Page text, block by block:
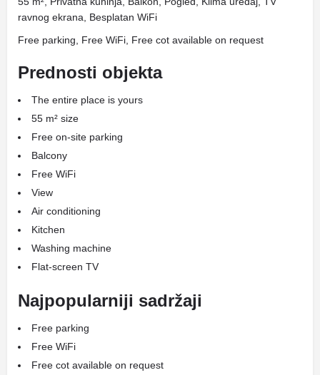
ravnog ekrana, Besplatan WiFi
Free parking, Free WiFi, Free cot available on request
Prednosti objekta
The entire place is yours
55 m² size
Free on-site parking
Balcony
Free WiFi
View
Air conditioning
Kitchen
Washing machine
Flat-screen TV
Najpopularniji sadržaji
Free parking
Free WiFi
Free cot available on request